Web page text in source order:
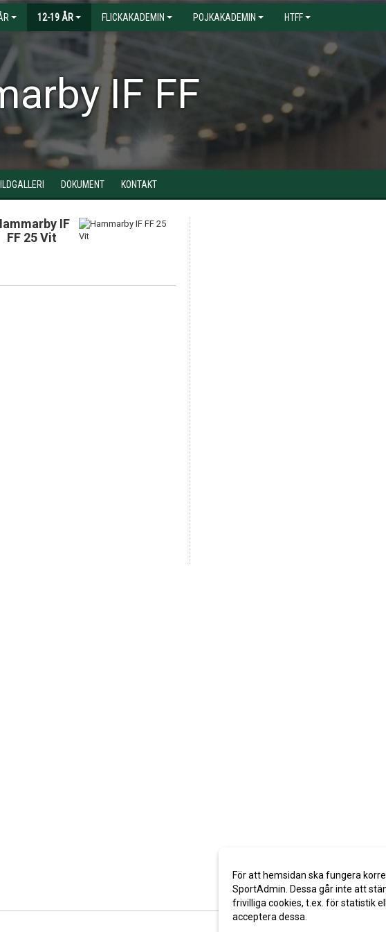
12-19 ÅR FLICKAKADEMIN POJKAKADEMIN HTFF
IF FF
DOKUMENT KONTAKT
IF
FF 25 Vit
För att hemsidan ska fungera
SportAdmin. Dessa går inte att
frivilliga cookies, t.ex. för statistik
acceptera dessa.